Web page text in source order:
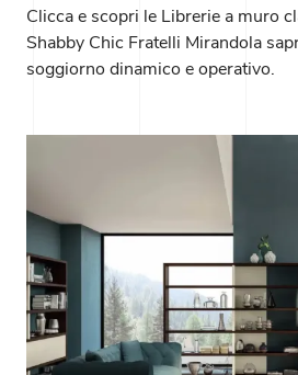
Clicca e scopri le Librerie a muro
Shabby Chic Fratelli Mirandola
soggiorno dinamico e operativo.